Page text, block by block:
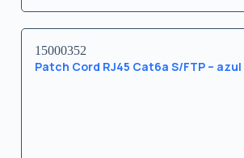
15000352
Patch Cord RJ45 Cat6a S/FTP –